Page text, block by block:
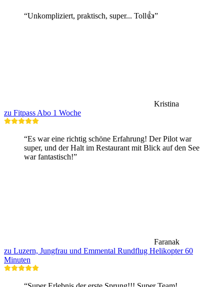
“Unkompliziert, praktisch, super... Toll👍”
Kristina
zu Fitpass Abo 1 Woche
“Es war eine richtig schöne Erfahrung! Der Pilot war
super, und der Halt im Restaurant mit Blick auf den See
war fantastisch!”
Faranak
zu Luzern, Jungfrau und Emmental Rundflug Helikopter 60
Minuten